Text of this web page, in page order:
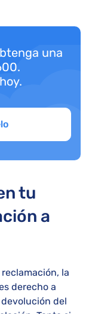
una
tu
a
la
derecho a
del